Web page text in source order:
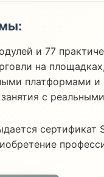
и 77
на
платформами
с